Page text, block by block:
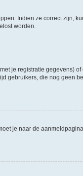
Indien ze correct zijn,
worden.
je registratie gegevens)
gebruikers, die nog geen
je naar de